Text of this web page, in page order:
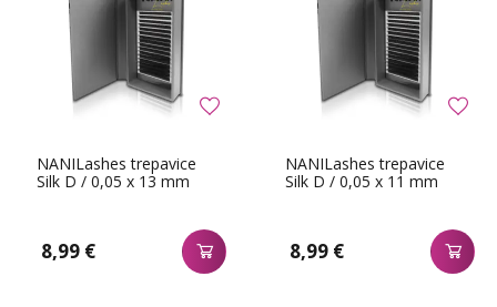
NANILashes trepavice
Silk D / 0,05 x 13 mm
8,99 €
NANILashes trepavice
Silk D / 0,05 x 11 mm
8,99 €